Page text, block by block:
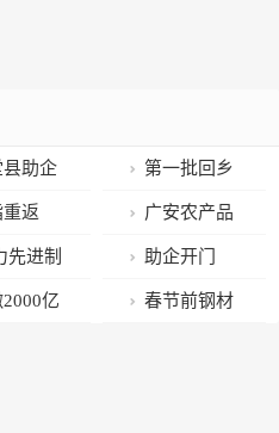
县助企
民心
动”显
第一批回乡
猫狗带火县城
宠物经济，宠
物用品外卖订
返
，创业
涨，
广安农产品
走俏南浔新春
市场
先进制
起山东
助企开门
红！余杭近
亿 春节前钢材